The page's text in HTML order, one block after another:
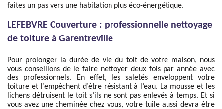
faites un pas vers une habitation plus éco-énergétique.
LEFEBVRE Couverture : professionnelle nettoyage
de toiture à Garentreville
Pour prolonger la durée de vie du toit de votre maison, nous
vous conseillons de le faire nettoyer deux fois par année avec
des professionnels. En effet, les saletés enveloppent votre
toiture et l’empêchent d’être résistant à l’eau. La mousse et les
lichens détruisent le toit s’ils ne sont pas enlevés à temps. Et si
vous avez une cheminée chez vous, votre tuile aussi devra être